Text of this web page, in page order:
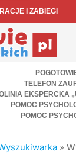
I ZABIEGI
TELEFON
EKSPERCKA
POMOC
POMOC
»